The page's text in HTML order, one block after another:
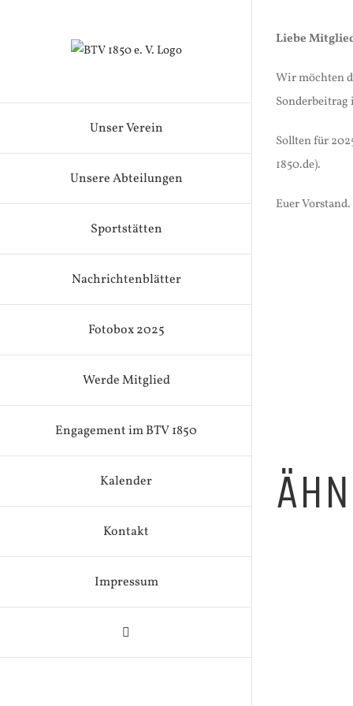
Unser Verein
Unsere Abteilungen
Sportstätten
Nachrichtenblätter
Fotobox 2025
Werde Mitglied
Engagement im BTV 1850
Kalender
Kontakt
Impressum
Liebe
Wir möchten
Sonderbeitrag
Sollten für
1850.de).
Euer Vorstand.